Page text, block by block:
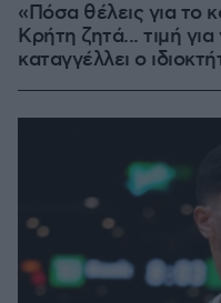
«Πόσα θέλεις για το
Κρήτη ζητά... τιμή
καταγγέλλει ο